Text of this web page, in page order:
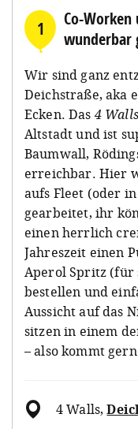
1
Co-
wunderbar
Wir sind ganz
Deichstraße, aka
Ecken. Das4 Walls
Altstadt und ist
Baumwall,
erreichbar. Hier
aufs Fleet (oder
gearbeitet, ihr
einen herrlich
Jahreszeit einen
Aperol Spritz (für
bestellen und
Aussicht auf das
sitzen in einem
– also kommt
4 Walls,